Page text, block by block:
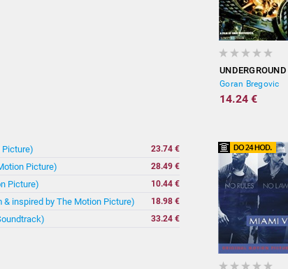
23.74 €
Picture) 28.49 €
Picture) 10.44 €
inspired by The Motion Picture) 18.98 €
33.24 €
Goran Bregovic
14.24 €